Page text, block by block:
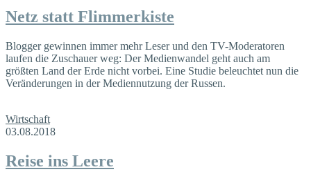
Netz statt Flimmerkiste
Blogger gewinnen immer mehr Leser und den TV-Moderatoren
laufen die Zuschauer weg: Der Medienwandel geht auch am
größten Land der Erde nicht vorbei. Eine Studie beleuchtet nun die
Veränderungen in der Mediennutzung der Russen.
Wirtschaft
03.08.2018
Reise ins Leere